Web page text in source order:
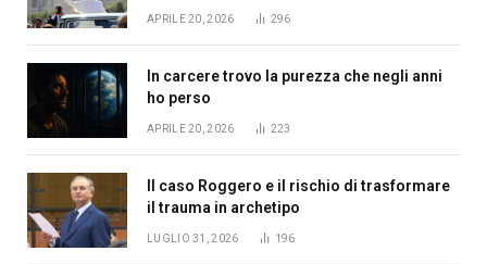
APRILE 20, 2026 296
In carcere trovo la purezza che negli anni
ho perso
APRILE 20, 2026 223
Il caso Roggero e il rischio di trasformare
il trauma in archetipo
LUGLIO 31, 2026 196